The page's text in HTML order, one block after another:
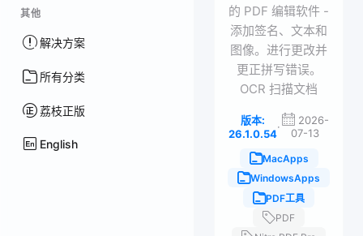
其他
解决方案
所有分类
荔枝正版
English
的 PDF 编辑软件 -
添加签名、文本和
图像。进行更改并
更正拼写错误。
OCR 扫描文档
版本:
26.1.0.54
·
2026-
07-13
MacApps
WindowsApps
PDF工具
PDF